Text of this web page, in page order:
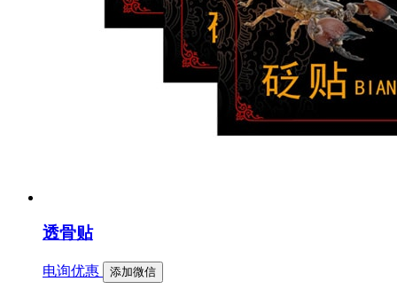
透骨贴
电询优惠 添加微信